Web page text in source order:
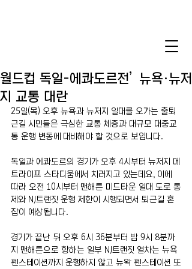
월드컵 독일-에콰도르전’ 뉴욕·뉴저
지 교통 대란
25일(목) 오후 뉴욕과 뉴저지 일대를 오가는 출퇴
근길 시민들은 극심한 교통 체증과 대규모 대중교
통 운행 변동에 대비해야 할 것으로 보입니다.
독일과 에콰도르의 경기가 오후 4시부터 뉴저지 메
트라이프 스타디움에서 치러지고 있는데요, 이에
따라 오전 10시부터 맨해튼 미드타운 일대 도로 통
제와 NJ트랜짓 운행 제한이 시행되면서 퇴근길 혼
잡이 예상됩니다.
경기가 끝난 뒤 오후 6시 36분부터 밤 9시 8분까
지 맨해튼으로 향하는 일부 NJ트랜짓 열차는 뉴욕
펜스테이션까지 운행하지 않고 뉴왁 펜스테이션 또